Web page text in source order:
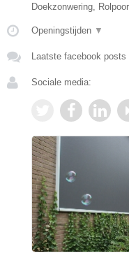
Doekzonwering,
Openingstijden ▼
Laatste facebook posts
Sociale media: